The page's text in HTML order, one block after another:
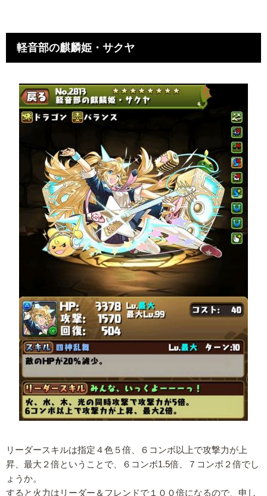
軽音部の麒麟姫・サクヤ
リーダースキルは指定４色５倍、６コンボ以上で攻撃力が上
昇、最大２倍ということで、６コンボ1.5倍、７コンボ２倍でし
ょうか。
すると火力はリーダー＆フレンドで１００倍になるので、申し